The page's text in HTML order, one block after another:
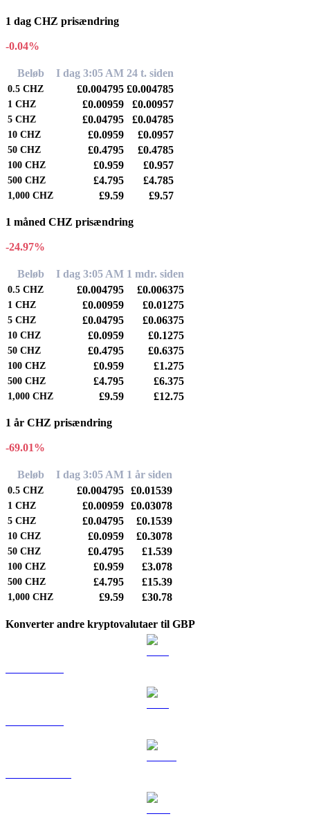
1 dag CHZ prisændring
-0.04%
Beløb I dag 3:05 AM 24 t. siden
0.5 CHZ £0.004795 £0.004785
1 CHZ £0.00959 £0.00957
5 CHZ £0.04795 £0.04785
10 CHZ £0.0959 £0.0957
50 CHZ £0.4795 £0.4785
100 CHZ £0.959 £0.957
500 CHZ £4.795 £4.785
1,000 CHZ £9.59 £9.57
1 måned CHZ prisændring
-24.97%
Beløb I dag 3:05 AM 1 mdr. siden
0.5 CHZ £0.004795 £0.006375
1 CHZ £0.00959 £0.01275
5 CHZ £0.04795 £0.06375
10 CHZ £0.0959 £0.1275
50 CHZ £0.4795 £0.6375
100 CHZ £0.959 £1.275
500 CHZ £4.795 £6.375
1,000 CHZ £9.59 £12.75
1 år CHZ prisændring
-69.01%
Beløb I dag 3:05 AM 1 år siden
0.5 CHZ £0.004795 £0.01539
1 CHZ £0.00959 £0.03078
5 CHZ £0.04795 £0.1539
10 CHZ £0.0959 £0.3078
50 CHZ £0.4795 £1.539
100 CHZ £0.959 £3.078
500 CHZ £4.795 £15.39
1,000 CHZ £9.59 £30.78
Konverter andre kryptovalutaer til GBP